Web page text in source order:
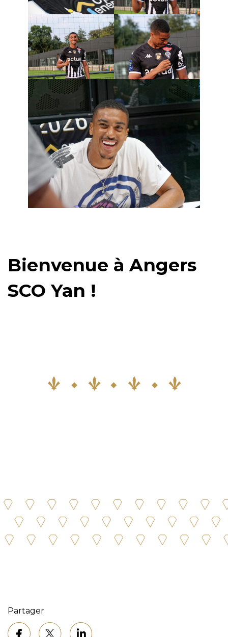
Bienvenue à Angers
SCO Yan !
Partager